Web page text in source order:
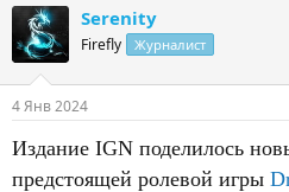
т
о
р
т
м
т
а
н
а
л
а
Serenity
Firefly Журналист
4 Янв 2024
Издание IGN поделилось
предстоящей ролевой игры